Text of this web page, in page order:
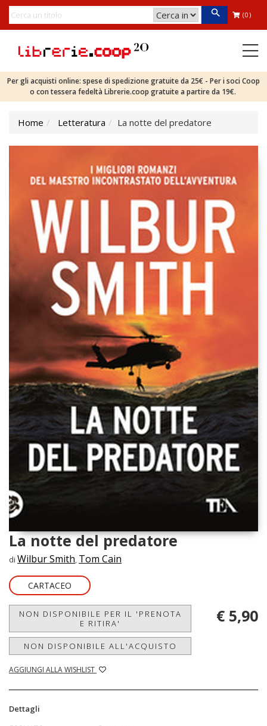
(0)
Per gli acquisti online: spese di spedizione gratuite da 25€ - Per i soci Coop
o con tessera fedeltà Librerie.coop gratuite a partire da 19€.
Home Letteratura La notte del predatore
La notte del predatore
di Wilbur Smith, Tom Cain
CARTACEO
NON DISPONIBILE PER IL 'PRENOTA
E RITIRA'
NON DISPONIBILE ALL'ACQUISTO
AGGIUNGI ALLA WISHLIST
€ 5,90
Dettagli